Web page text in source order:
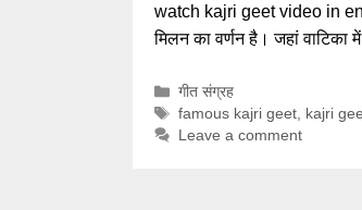
watch kajri geet video in
मिलन का वर्णन है। जहां वाटिका
Categories
गीत संग्रह
Tags
famous kajri geet, kajri
Leave a comment